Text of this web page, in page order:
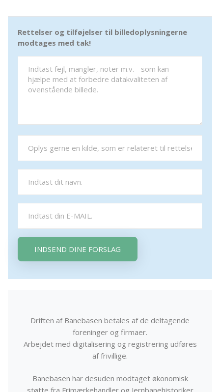
Rettelser og tilføjelser til billedoplysningerne
modtages med tak!
INDSEND DINE FORSLAG
Driften af Banebasen betales af de deltagende
foreninger og firmaer.
Arbejdet med digitalisering og registrering udføres
af frivillige.
Banebasen har desuden modtaget økonomisk